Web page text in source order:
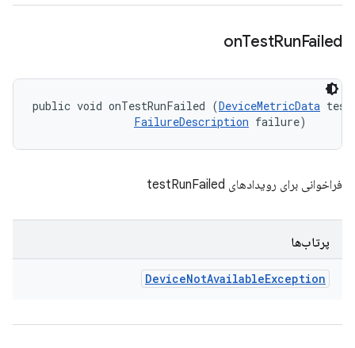
onTestRunFailed
public void onTestRunFailed (DeviceMetricData
FailureDescription failure)
فراخوانی برای رویدادهای testRunFailed
پرتاب‌ها
DeviceNotAvailableException